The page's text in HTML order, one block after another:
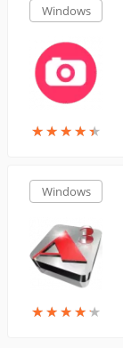
Windows
★★★★★
★★★★★
Windows
★★★★★
★★★★★